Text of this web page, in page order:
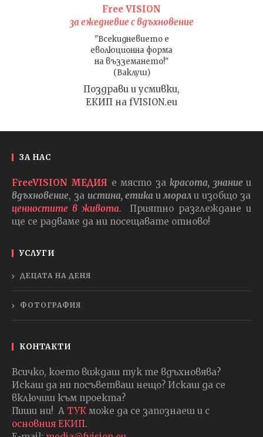
Free VISION
за ежедневие с вдъхновение
"Всекидневието е
еволюционна форма
на възземането!"
(Ваклуш)
Поздрави и усмивки,
ЕКИП на fVISION.eu
ЗА НАС
FreeVISION МЕДИЯ е място закрасота, знаниеи
вдъхновение, за истина, етика и морали изобщо за
ценностите в живота.
Приятно разглеждане и
ще се радваме да ни посещавате отново!
УСЛУГИ
ДЕЦАТА НА ДЕНЯ
ФОТОГРАФИЯ
КОНТАКТИ
Всичко, което виждаш тук те вдъхновява?
Искаш да ни посъветваш нещо? Искаш да се
включиш към проекта?
Пиши ни! А ТУК може да се запознаеш и с
основния ЕКИП.